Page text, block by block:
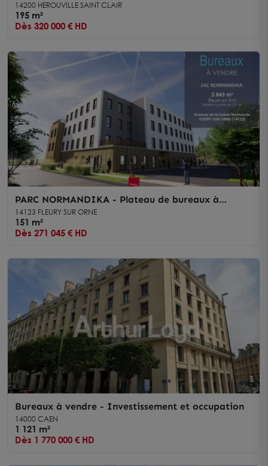
14200 HEROUVILLE SAINT CLAIR
195 m²
Dès 320 000 € HD
PARC NORMANDIKA - Plateau de bureaux à
vendre - FLEURY SUR ORNE
14123 FLEURY SUR ORNE
151 m²
Dès 271 045 € HD
Bureaux à vendre - Investissement et occupation
14000 CAEN
1 121 m²
Dès 1 770 000 € HD